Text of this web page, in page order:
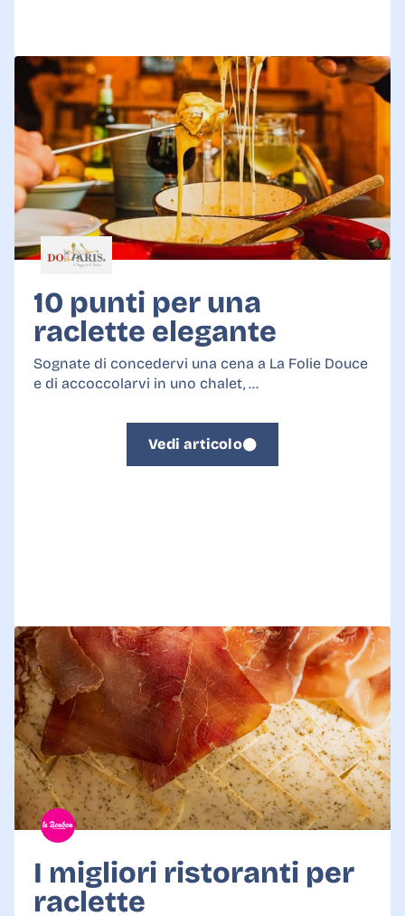
10 punti per una
raclette elegante
Sognate di concedervi una cena a La Folie Douce
e di accoccolarvi in uno chalet, ...
Vedi articolo
I migliori ristoranti per
raclette